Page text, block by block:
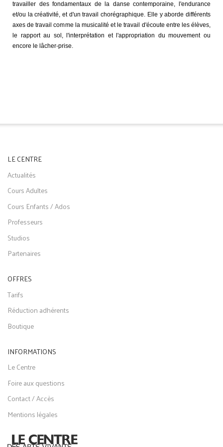
travailler des fondamentaux de la danse contemporaine, l'endurance
et/ou la créativité, et d'un travail chorégraphique. Elle y aborde différents
axes de travail comme la musicalité et le travail d'écoute entre les élèves,
le rapport au sol, l'interprétation et l'appropriation du mouvement ou
encore le lâcher-prise.
LE CENTRE
Actualités
Cours Adultes
Cours Enfants / Ados
Professeurs
Studios
Partenaires
OFFRES
Tarifs
Réduction adhérents
Boutique
INFORMATIONS
Le Centre
Foire aux questions
Contact / Accès
Mentions légales